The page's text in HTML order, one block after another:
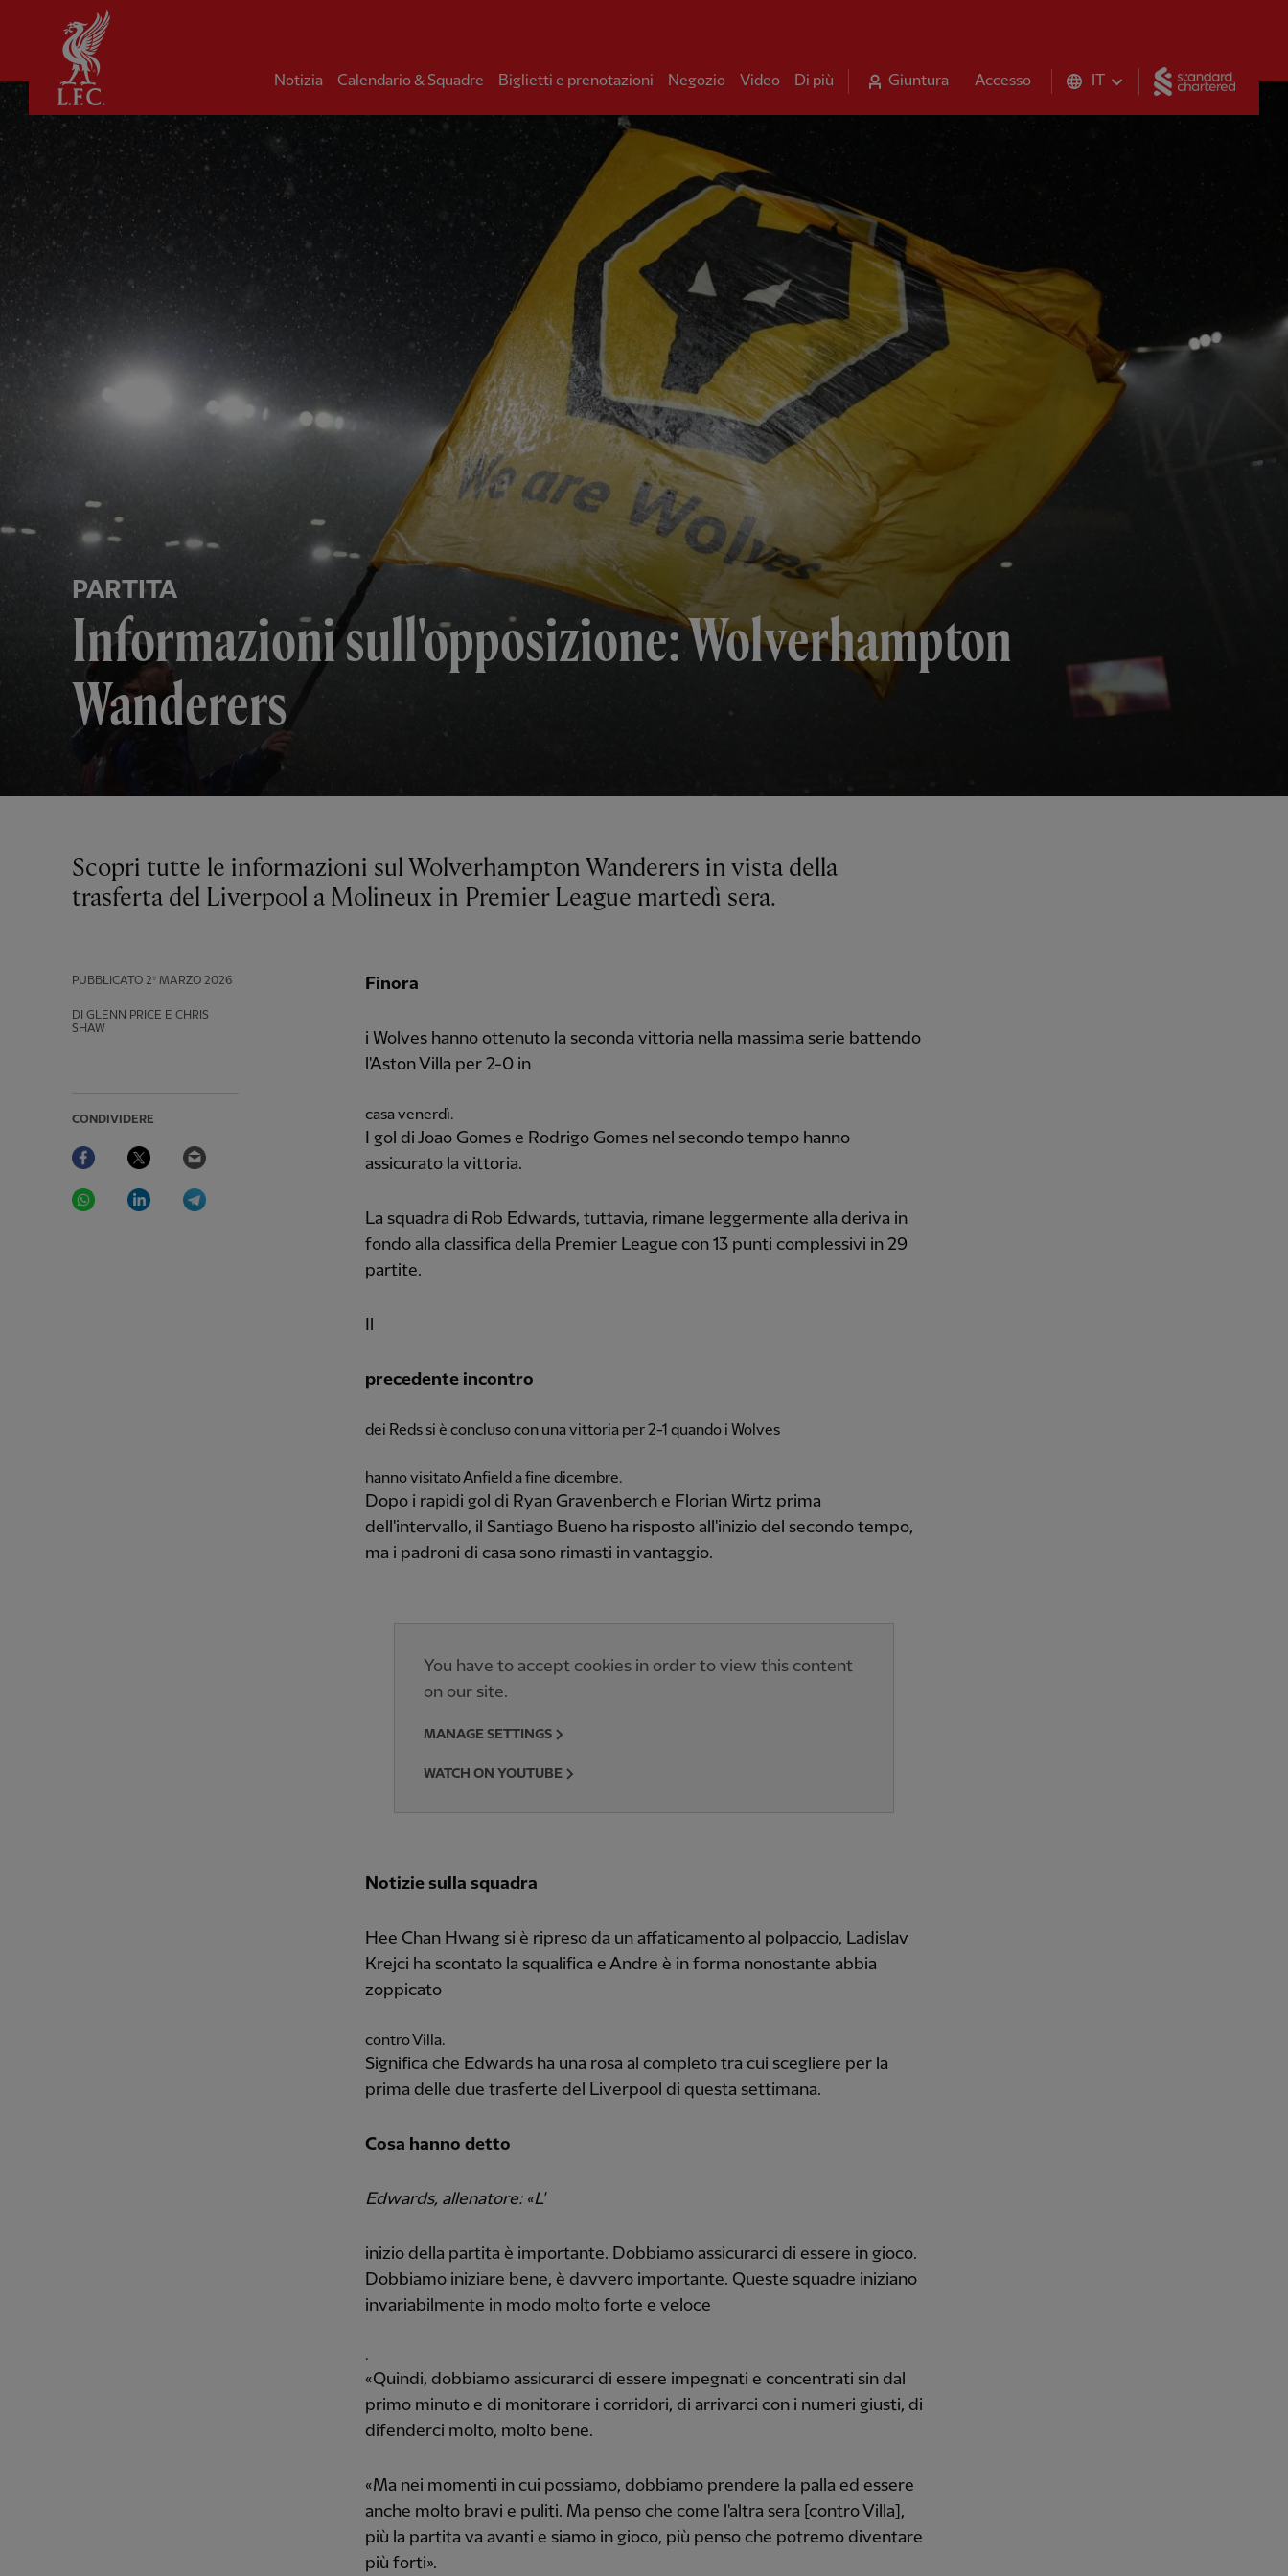
Notizia Calendario & Squadre Biglietti e prenotazioni Negozio Video Di più Giuntura Accesso IT
PARTITA
Informazioni sull'opposizione: Wolverhampton
Wanderers
PUBBLICATO 2º MARZO 2026
DI GLENN PRICE E CHRIS
SHAW
CONDIVIDERE
Facebook Twitter
WhatsAppLinkedIn
Scopri tutte le informazioni sul Wolverhampton Wanderers in vista della
trasferta del Liverpool a Molineux in Premier League martedì sera.
Finora
i Wolves hanno ottenuto la seconda vittoria nella massima serie battendo
l'Aston Villa per 2-0 in
casa venerdì.
I gol di Joao Gomes e Rodrigo Gomes nel secondo tempo hanno
assicurato la vittoria.
La squadra di Rob Edwards, tuttavia, rimane leggermente alla deriva in
fondo alla classifica della Premier League con 13 punti complessivi in 29
partite.
precedente incontro
dei Reds si è concluso con una vittoria per 2-1 quando i Wolves
hanno visitato Anfield a fine dicembre.
Dopo i rapidi gol di Ryan Gravenberch e Florian Wirtz prima
dell'intervallo, il Santiago Bueno ha risposto all'inizio del secondo tempo,
ma i padroni di casa sono rimasti in vantaggio.
You have to accept cookies in order to view this content
on our site.
MANAGE SETTINGS
WATCH ON YOUTUBE
Notizie sulla squadra
Hee Chan Hwang si è ripreso da un affaticamento al polpaccio, Ladislav
Krejci ha scontato la squalifica e Andre è in forma nonostante abbia
zoppicato
contro Villa.
Significa che Edwards ha una rosa al completo tra cui scegliere per la
prima delle due trasferte del Liverpool di questa settimana.
Cosa hanno detto
Edwards, allenatore: «L'
inizio della partita è importante. Dobbiamo assicurarci di essere in gioco.
Dobbiamo iniziare bene, è davvero importante. Queste squadre iniziano
invariabilmente in modo molto forte e veloce
.
«Quindi, dobbiamo assicurarci di essere impegnati e concentrati sin dal
primo minuto e di monitorare i corridori, di arrivarci con i numeri giusti, di
difenderci molto, molto bene.
«Ma nei momenti in cui possiamo, dobbiamo prendere la palla ed essere
anche molto bravi e puliti. Ma penso che come l'altra sera [contro Villa],
più la partita va avanti e siamo in gioco, più penso che potremo diventare
più forti».